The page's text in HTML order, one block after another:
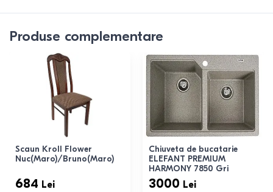
Produse complementare
Scaun Kroll Flower
Nuc(Maro)/Bruno(Maro)
684 Lei
Chiuveta de bucatarie
ELEFANT PREMIUM
HARMONY 7850 Gri
3000 Lei